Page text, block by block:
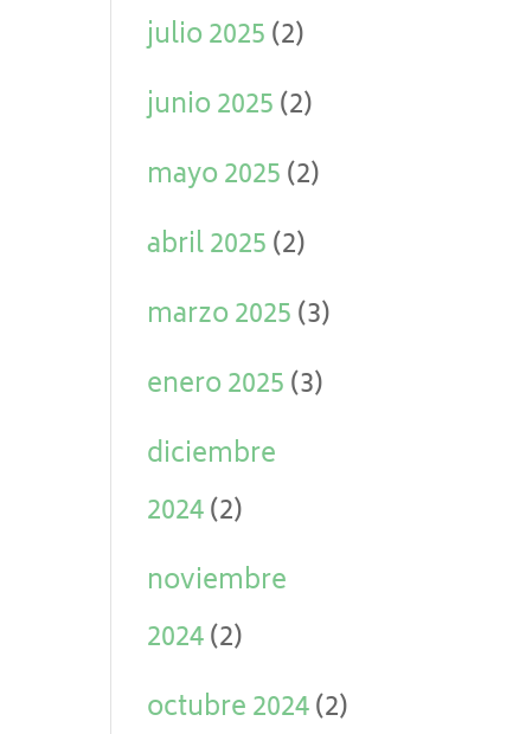
julio 2025(2)
junio 2025(2)
mayo 2025(2)
abril 2025(2)
marzo 2025(3)
enero 2025(3)
diciembre
2024(2)
noviembre
2024(2)
octubre 2024(2)